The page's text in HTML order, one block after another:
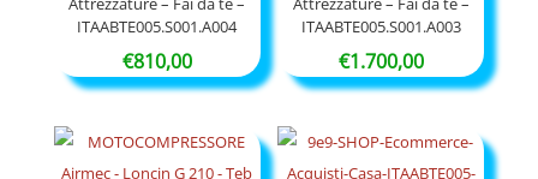
ITAABTE005.S001.A004
€810,00
ITAABTE005.S001.A003
€1.700,00